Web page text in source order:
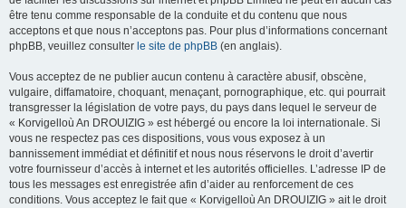
être tenu comme responsable de la conduite et du contenu que nous
acceptons et que nous n’acceptons pas. Pour plus d’informations concernant
phpBB, veuillez consulter le site de phpBB (en anglais).
Vous acceptez de ne publier aucun contenu à caractère abusif, obscène,
vulgaire, diffamatoire, choquant, menaçant, pornographique, etc. qui pourrait
transgresser la législation de votre pays, du pays dans lequel le serveur de
« Korvigelloù An DROUIZIG » est hébergé ou encore la loi internationale. Si
vous ne respectez pas ces dispositions, vous vous exposez à un
bannissement immédiat et définitif et nous nous réservons le droit d’avertir
votre fournisseur d’accès à internet et les autorités officielles. L’adresse IP de
tous les messages est enregistrée afin d’aider au renforcement de ces
conditions. Vous acceptez le fait que « Korvigelloù An DROUIZIG » ait le droit